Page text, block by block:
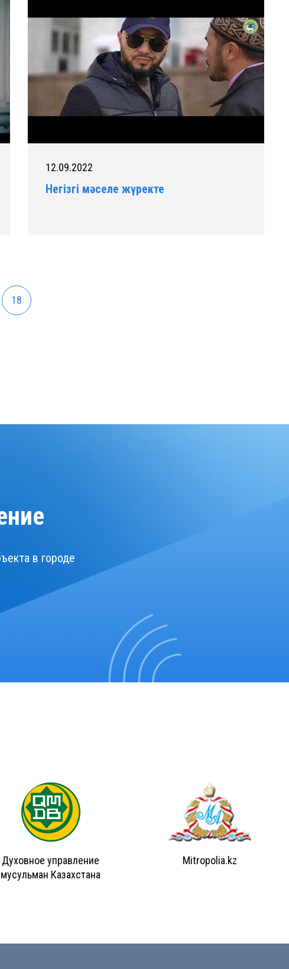
12.09.2022
Негізгі мәселе жүректе
18
в городе
Духовное управление
мусульман Казахстана
Mitropolia.kz